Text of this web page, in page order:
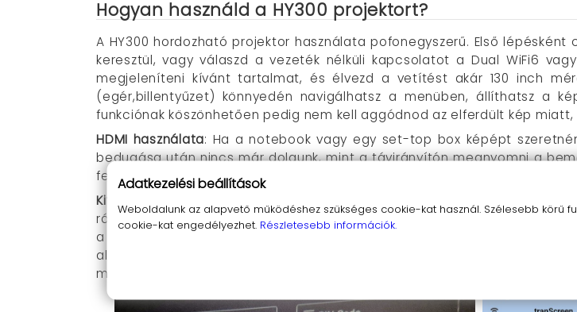
Hogyan használd a HY300 projektort?
A HY300 hordozható projektor használata pofonegyszerű. Első
keresztül, vagy válaszd a vezeték nélküli kapcsolatot a Dual WiFi6
megjeleníteni kívánt tartalmat, és élvezd a vetítést akár 130 inch
(egér,billentyűzet) könnyedén navigálhatsz a menüben, állíthatsz a
funkciónak köszönhetően pedig nem kell aggódnod az elferdült kép
HDMI használata: Ha a notebook vagy egy set-top box képépt
bedugása után nincs már dolgunk, mint a távirányítón megnyomni a
felirat látszik a kivetítőn, akkor érdemes a notebook képernyő méretét,
Kivetítés WiFi kapcsolaton keresztül
: a kivetítéshez kapcsolódjunk a
rá, hogy egy routernek lehet 2.4 és 5 GHz-es SID-je is). A projektoron
a telefonunkkal a QR kódot és telepítsük az alkalmazást. A telepített
alkalmazás legfelül futhasson). Kapcsolódjunk a megjelenő
megjelenjen a kapcsolat). Innen indíthatjuk a kivetítést.
Adatkezelési beállítások
Weboldalunk az alapvető működéshez szükséges cookie-kat használ. Szélesebb körű
cookie-kat engedélyezhet. Részletesebb információk.